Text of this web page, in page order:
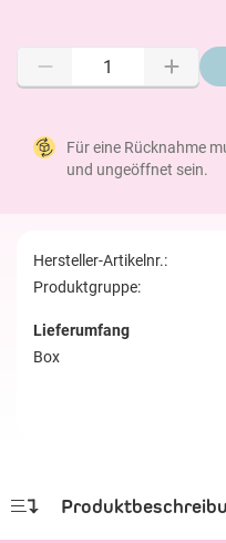
Für eine Rücknahme
und ungeöffnet sein.
Hersteller-Artikelnr.:
Produktgruppe:
Lieferumfang
Box